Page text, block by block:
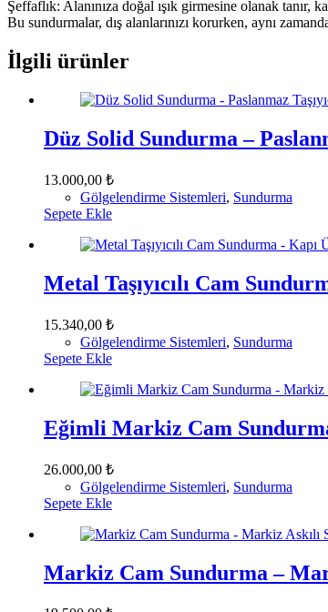
Şeffaflık: Alanınıza doğal ışık girmesine olanak tanır,
Bu sundurmalar, dış alanlarınızı korurken, aynı
İlgili ürünler
Düz Solid Sundurma –
13.000,00 ₺
Gölgelendirme Sistemleri, Sundurma
Sepete Ekle
Metal Taşıyıcılı Cam
15.340,00 ₺
Gölgelendirme Sistemleri, Sundurma
Sepete Ekle
Eğimli Markiz Cam
26.000,00 ₺
Gölgelendirme Sistemleri, Sundurma
Sepete Ekle
Markiz Cam Sundurma –